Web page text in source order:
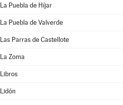
La Puebla de Híjar
La Puebla de Valverde
Las Parras de Castellote
La Zoma
Libros
Lidón